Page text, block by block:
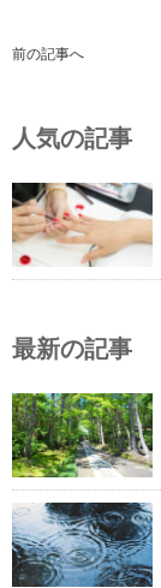
前の記事へ
人気の記事
最新の記事